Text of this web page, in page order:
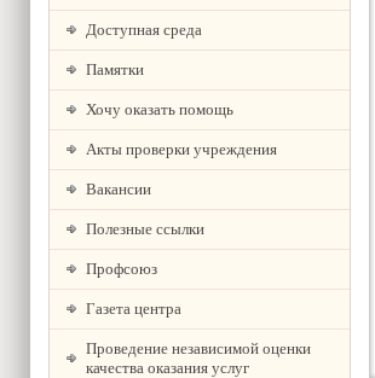
Доступная среда
Памятки
Хочу оказать помощь
Акты проверки учреждения
Вакансии
Полезные ссылки
Профсоюз
Газета центра
Проведение независимой оценки
качества оказания услуг